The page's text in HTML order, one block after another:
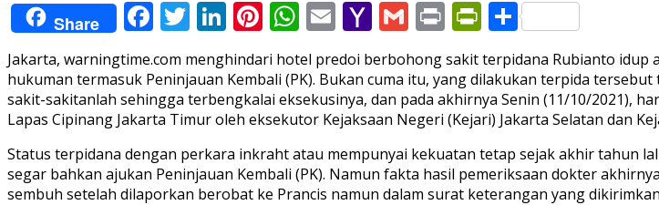
Share Facebook
Twitter
LinkedIn
Pinterest
WhatsApp
EmailYahoo
Mail
GmailPrintPrintFriendly
Share
Jakarta, warningtime.com menghindari hotel predoi berbohong sakit terpidana Rubianto
hukuman termasuk Peninjauan Kembali (PK). Bukan cuma itu, yang dilakukan terpida
sakit-sakitanlah sehingga terbengkalai eksekusinya, dan pada akhirnya Senin (11/10/2021),
Lapas Cipinang Jakarta Timur oleh eksekutor Kejaksaan Negeri (Kejari) Jakarta Selatan dan
Status terpidana dengan perkara inkraht atau mempunyai kekuatan tetap sejak akhir tahun
segar bahkan ajukan Peninjauan Kembali (PK). Namun fakta hasil pemeriksaan dokter
sembuh setelah dilaporkan berobat ke Prancis namun dalam surat keterangan yang